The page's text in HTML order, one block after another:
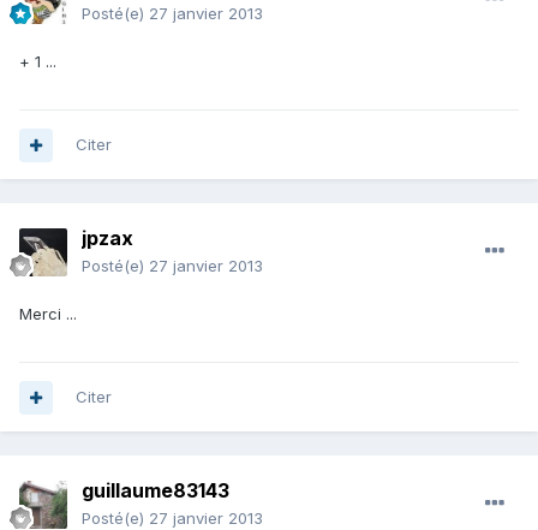
Posté(e) 27 janvier 2013
+ 1 ...
Citer
jpzax
Posté(e) 27 janvier 2013
Merci ...
Citer
guillaume83143
Posté(e) 27 janvier 2013